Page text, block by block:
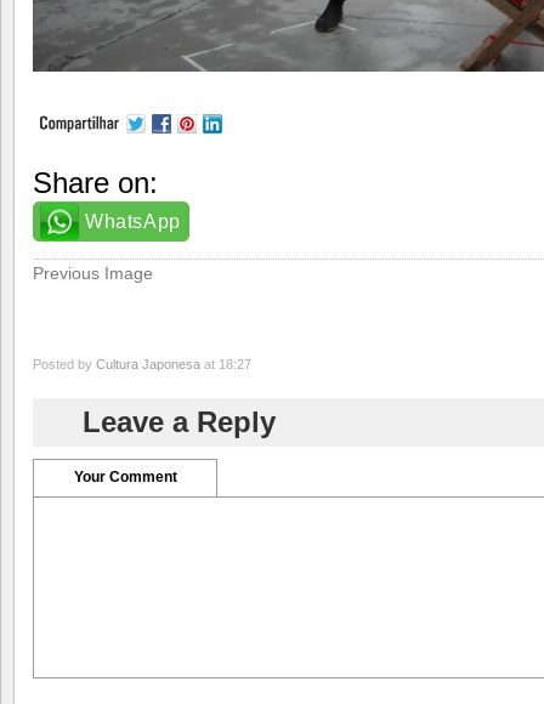
Share on:
WhatsApp
Previous Image
Posted by Cultura Japonesa at 18:27
Leave a Reply
Your Comment